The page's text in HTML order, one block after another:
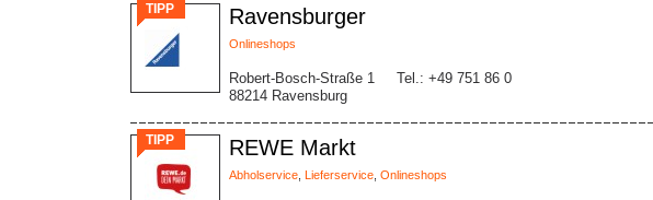
TIPP Ravensburger
Onlineshops
Robert-Bosch-Straße 1
88214 Ravensburg
Tel.: +49 751 86 0
TIPP REWE Markt
Abholservice Lieferservice Onlineshops